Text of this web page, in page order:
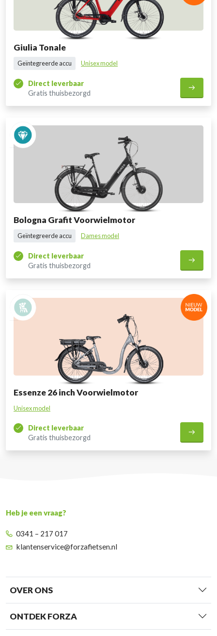
Giulia Tonale
Geïntegreerde accu Unisex model
Direct leverbaar
Gratis thuisbezorgd
Bologna Grafit Voorwielmotor
Geïntegreerde accu Dames model
Direct leverbaar
Gratis thuisbezorgd
Essenze 26 inch Voorwielmotor
Unisex model
Direct leverbaar
Gratis thuisbezorgd
Heb je een vraag?
0341 – 217 017
klantenservice@forzafietsen.nl
OVER ONS
ONTDEK FORZA